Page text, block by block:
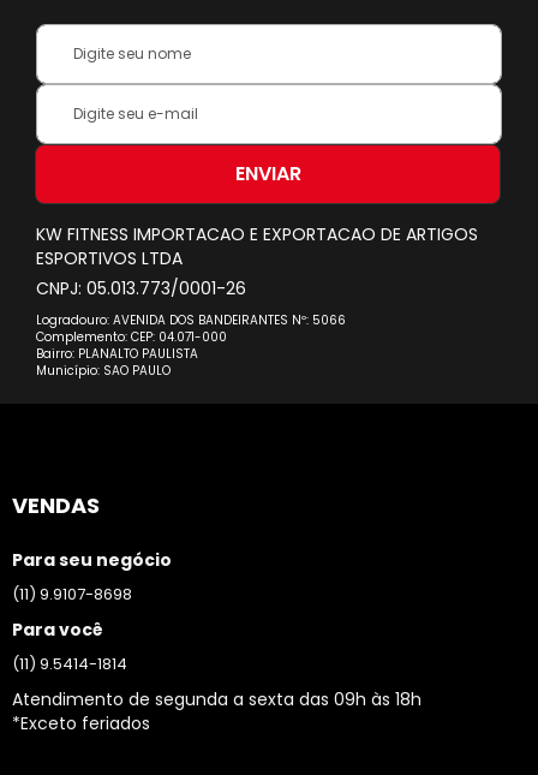
Your
Name:
Inscreva-
na
Newsletter:
ENVIAR
KW FITNESS IMPORTACAO E EXPORTACAO DE ARTIGOS
ESPORTIVOS LTDA
CNPJ: 05.013.773/0001-26
Logradouro: AVENIDA DOS BANDEIRANTES Nº: 5066
Complemento: CEP: 04.071-000
Bairro: PLANALTO PAULISTA
Município: SAO PAULO
VENDAS
Para seu negócio
(11) 9.9107-8698
Para você
(11) 9.5414-1814
Atendimento de segunda a sexta das 09h às 18h
*Exceto feriados